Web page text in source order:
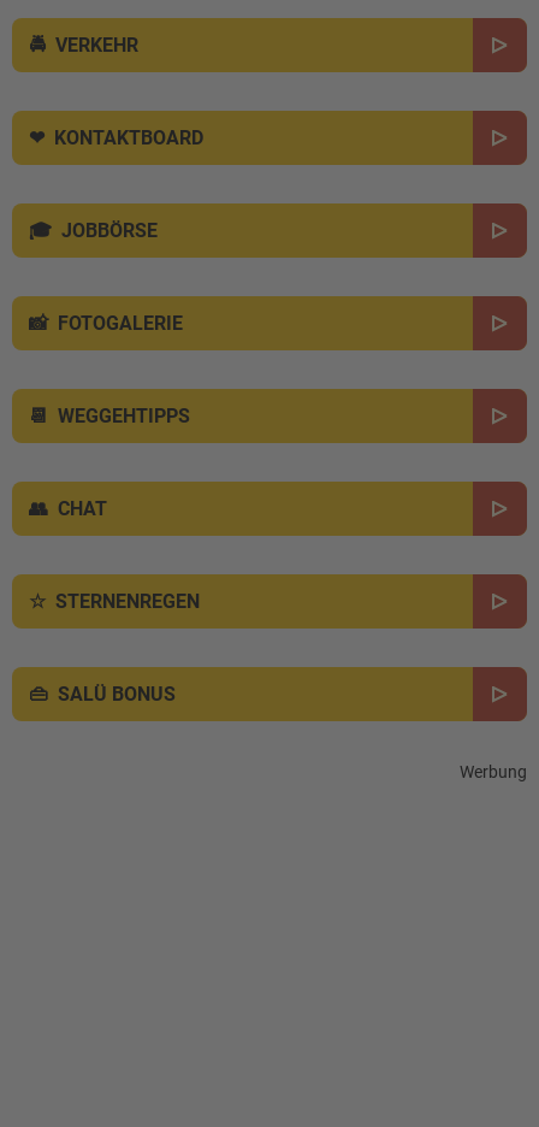
VERKEHR
KONTAKTBOARD
JOBBÖRSE
FOTOGALERIE
WEGGEHTIPPS
CHAT
STERNENREGEN
SALÜ BONUS
Werbung